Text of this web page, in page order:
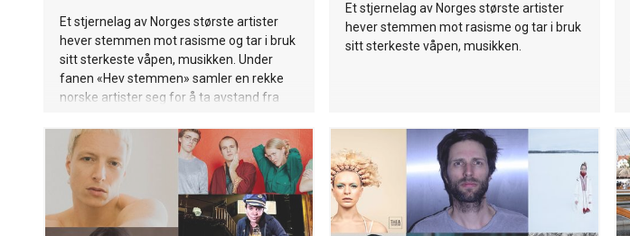
Et stjernelag av Norges største artister
hever stemmen mot rasisme og tar i bruk
sitt sterkeste våpen, musikken. Under
fanen «Hev stemmen» samler en rekke
norske artister seg for å ta avstand fra
inkludering. «Hev stemmen» sendes på
NRK1 5.juni kl. 20.55. Programledere for
sendingen er Leo Ajkic og Fredrik Solvang.
– De fleste jeg kjenner og vet om som kan
oppleve rasisme, opplever rasisme i
Norge i dag. Likevel er det folk som nekter
Et stjernelag av Norges største artister
hever stemmen mot rasisme og tar i bruk
sitt sterkeste våpen, musikken.